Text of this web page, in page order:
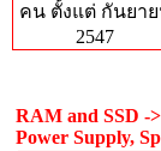
คน ตั้งแต่ กันยา
2547
RAM and SSD -
Power Supply,